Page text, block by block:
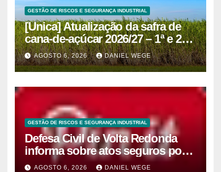
GESTÃO DE RISCOS E SEGURANÇA INDUSTRIAL
[Unica] Atualização da safra de
cana-de-açúcar 2026/27 – 1ª e 2ª
quinzenas de junho
AGOSTO 6, 2026 DANIEL WEGE
GESTÃO DE RISCOS E SEGURANÇA INDUSTRIAL
Defesa Civil de Volta Redonda
informa sobre atos seguros por
conta de efeitos meteorológicos
AGOSTO 6, 2026 DANIEL WEGE